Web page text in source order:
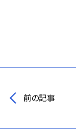
前の記事